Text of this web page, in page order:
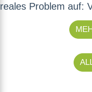
reales Problem auf: